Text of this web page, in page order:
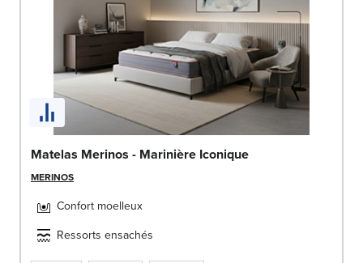
Matelas Merinos - Marinière Iconique
MERINOS
Confort moelleux
Ressorts ensachés